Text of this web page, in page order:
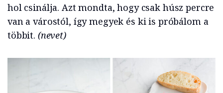
hol csinálja. Azt mondta, hogy csak húsz percre
van a várostól, így megyek és ki is próbálom a
többit. (nevet)